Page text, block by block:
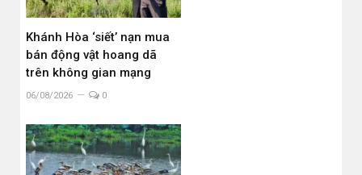
Khánh Hòa ‘siết’ nạn mua
bán động vật hoang dã
trên không gian mạng
06/08/2026 0